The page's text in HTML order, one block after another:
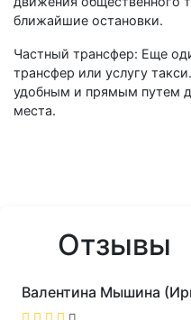
ближайшие остановки.
Частный трансфер: Еще
трансфер или услугу
удобным и прямым путем
места.
Отзывы
Валентина Мышина